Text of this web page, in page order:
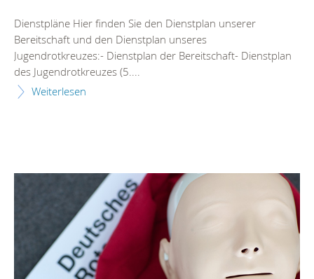
Dienstpläne Hier finden Sie den Dienstplan unserer
Bereitschaft und den Dienstplan unseres
Jugendrotkreuzes:- Dienstplan der Bereitschaft- Dienstplan
des Jugendrotkreuzes (5....
Weiterlesen